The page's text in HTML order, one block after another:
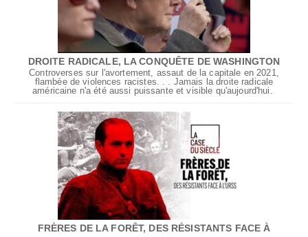
DROITE RADICALE, LA CONQUÊTE DE WASHINGTON
Controverses sur l'avortement, assaut de la capitale en 2021,
flambée de violences racistes. . . Jamais la droite radicale
américaine n'a été aussi puissante et visible qu'aujourd'hui.
FRÈRES DE LA FORÊT, DES RÉSISTANTS FACE À